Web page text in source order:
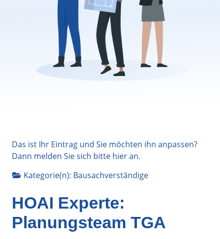
Das ist Ihr Eintrag und Sie möchten ihn anpassen?
Dann melden Sie sich bitte hieran.
Kategorie(n): Bausachverständige
HOAI Experte:
Planungsteam TGA